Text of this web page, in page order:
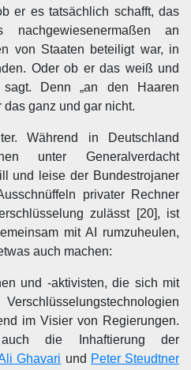
er es tatsächlich schafft, das
nachgewiesenermaßen an
von Staaten beteiligt war, in
Oder ob er das weiß und
Denn „an den Haaren
das ganz und gar nicht.
Während in Deutschland
unter Generalverdacht
und leise der Bundestrojaner
privater Rechner
zulässt [20], ist
mit AI rumzuheulen,
auch machen:
und -aktivisten, die sich mit
im Visier von Regierungen.
die Inhaftierung der
Ghavari und Peter Steudtner